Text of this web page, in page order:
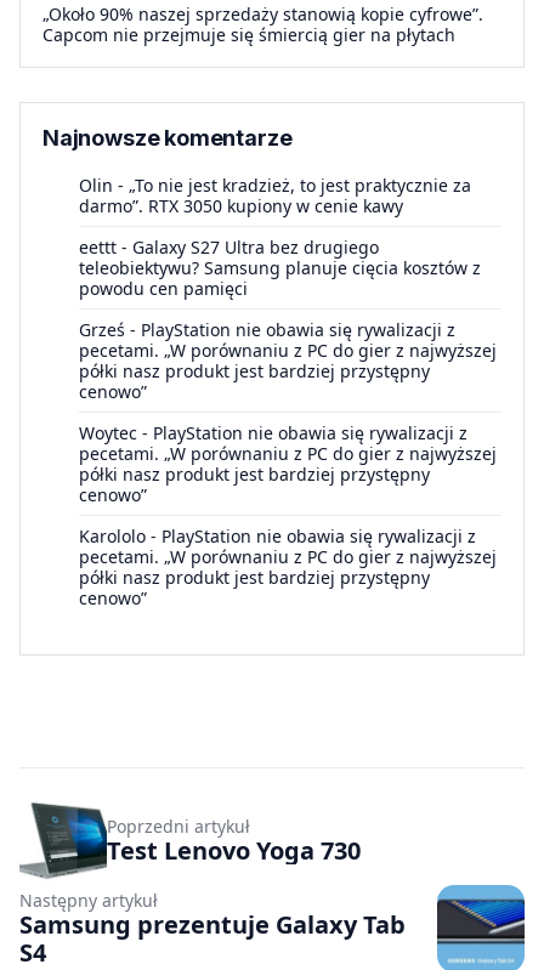
„Około 90% naszej sprzedaży stanowią kopie cyfrowe”.
Capcom nie przejmuje się śmiercią gier na płytach
Najnowsze komentarze
Olin - „To nie jest kradzież, to jest praktycznie za
darmo”. RTX 3050 kupiony w cenie kawy
eettt - Galaxy S27 Ultra bez drugiego
teleobiektywu? Samsung planuje cięcia kosztów z
powodu cen pamięci
Grześ - PlayStation nie obawia się rywalizacji z
pecetami. „W porównaniu z PC do gier z najwyższej
półki nasz produkt jest bardziej przystępny
cenowo”
Woytec - PlayStation nie obawia się rywalizacji z
pecetami. „W porównaniu z PC do gier z najwyższej
półki nasz produkt jest bardziej przystępny
cenowo”
Karololo - PlayStation nie obawia się rywalizacji z
pecetami. „W porównaniu z PC do gier z najwyższej
półki nasz produkt jest bardziej przystępny
cenowo”
Poprzedni artykuł
Test Lenovo Yoga 730
Następny artykuł
Samsung prezentuje Galaxy Tab
S4